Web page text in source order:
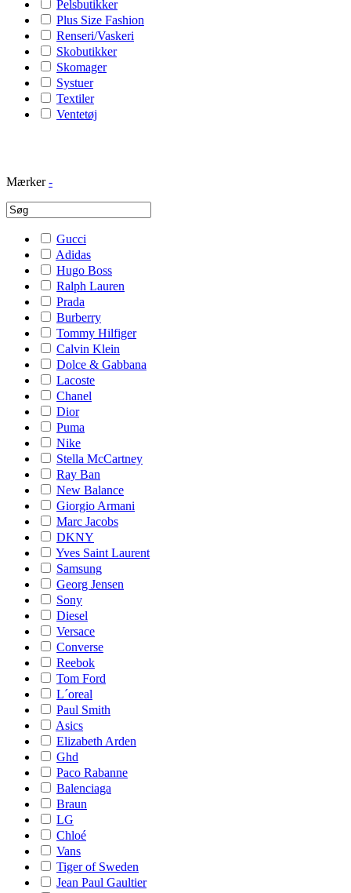
Pelsbutikker
Plus Size Fashion
Renseri/Vaskeri
Skobutikker
Skomager
Systuer
Textiler
Ventetøj
Mærker -
Gucci
Adidas
Hugo Boss
Ralph Lauren
Prada
Burberry
Tommy Hilfiger
Calvin Klein
Dolce & Gabbana
Lacoste
Chanel
Dior
Puma
Nike
Stella McCartney
Ray Ban
New Balance
Giorgio Armani
Marc Jacobs
DKNY
Yves Saint Laurent
Samsung
Georg Jensen
Sony
Diesel
Versace
Converse
Reebok
Tom Ford
L´oreal
Paul Smith
Asics
Elizabeth Arden
Ghd
Paco Rabanne
Balenciaga
Braun
LG
Chloé
Vans
Tiger of Sweden
Jean Paul Gaultier